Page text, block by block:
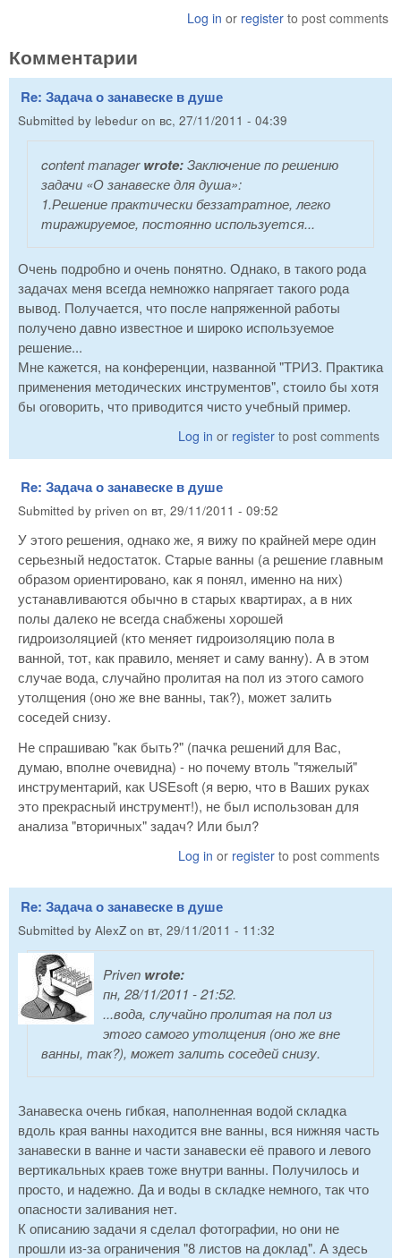
Log in or register to post comments
Комментарии
Re: Задача о занавеске в душе
Submitted by lebedur on вс, 27/11/2011 - 04:39
content managerwrote:Заключение по решению
задачи «О занавеске для душа»:
1.Решение практически беззатратное, легко
тиражируемое, постоянно используется...
Очень подробно и очень понятно. Однако, в такого рода
задачах меня всегда немножко напрягает такого рода
вывод. Получается, что после напряженной работы
получено давно известное и широко используемое
решение...
Мне кажется, на конференции, названной "ТРИЗ. Практика
применения методических инструментов", стоило бы хотя
бы оговорить, что приводится чисто учебный пример.
Log in or register to post comments
Re: Задача о занавеске в душе
Submitted by priven on вт, 29/11/2011 - 09:52
У этого решения, однако же, я вижу по крайней мере один
серьезный недостаток. Старые ванны (а решение главным
образом ориентировано, как я понял, именно на них)
устанавливаются обычно в старых квартирах, а в них
полы далеко не всегда снабжены хорошей
гидроизоляцией (кто меняет гидроизоляцию пола в
ванной, тот, как правило, меняет и саму ванну). А в этом
случае вода, случайно пролитая на пол из этого самого
утолщения (оно же вне ванны, так?), может залить
соседей снизу.
Не спрашиваю "как быть?" (пачка решений для Вас,
думаю, вполне очевидна) - но почему втоль "тяжелый"
инструментарий, как USEsoft (я верю, что в Ваших руках
это прекрасный инструмент!), не был использован для
анализа "вторичных" задач? Или был?
Log in or register to post comments
Re: Задача о занавеске в душе
Submitted by AlexZ on вт, 29/11/2011 - 11:32
Priven wrote:
пн, 28/11/2011 - 21:52.
...вода, случайно пролитая на пол из
этого самого утолщения (оно же вне
ванны, так?), может залить соседей снизу.
Занавеска очень гибкая, наполненная водой складка
вдоль края ванны находится вне ванны, вся нижняя часть
занавески в ванне и части занавески её правого и левого
вертикальных краев тоже внутри ванны. Получилось и
просто, и надежно. Да и воды в складке немного, так что
опасности заливания нет.
К описанию задачи я сделал фотографии, но они не
прошли из-за ограничения "8 листов на доклад". А здесь